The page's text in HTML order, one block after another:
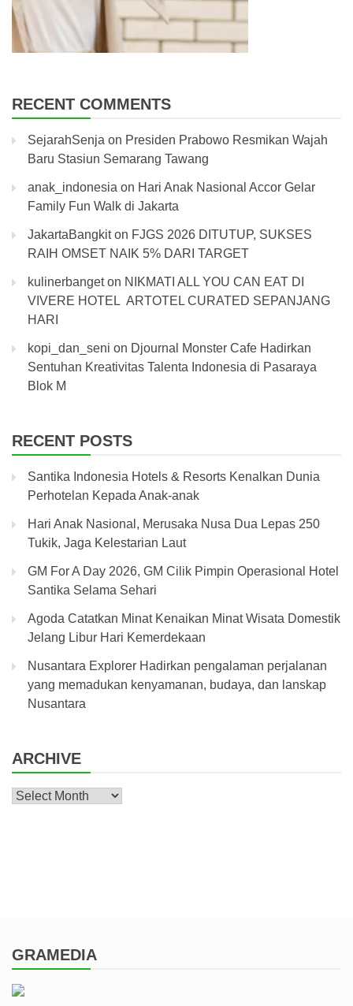
RECENT COMMENTS
SejarahSenja on Presiden Prabowo Resmikan Wajah
Baru Stasiun Semarang Tawang
anak_indonesia on Hari Anak Nasional Accor Gelar
Family Fun Walk di Jakarta
JakartaBangkiton FJGS 2026 DITUTUP, SUKSES
RAIH OMSET NAIK 5% DARI TARGET
kulinerbangeton NIKMATI ALL YOU CAN EAT DI
VIVERE HOTEL ARTOTEL CURATED SEPANJANG
HARI
kopi_dan_seni on Djournal Monster Cafe Hadirkan
Sentuhan Kreativitas Talenta Indonesia di Pasaraya
Blok M
RECENT POSTS
Santika Indonesia Hotels & Resorts Kenalkan Dunia
Perhotelan Kepada Anak-anak
Hari Anak Nasional, Merusaka Nusa Dua Lepas 250
Tukik, Jaga Kelestarian Laut
GM For A Day 2026, GM Cilik Pimpin Operasional Hotel
Santika Selama Sehari
Agoda Catatkan Minat Kenaikan Minat Wisata Domestik
Jelang Libur Hari Kemerdekaan
Nusantara Explorer Hadirkan pengalaman perjalanan
yang memadukan kenyamanan, budaya, dan lanskap
Nusantara
ARCHIVE
Archive
GRAMEDIA